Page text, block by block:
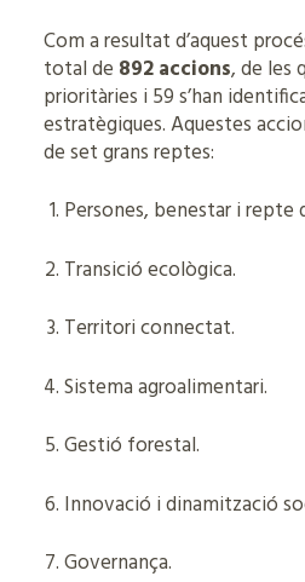
Com a resultat d’aquest
total de 892 accions, de les
prioritàries i 59 s’han
estratègiques. Aquestes
de set grans reptes:
Persones, benestar i repte
Transició ecològica.
Territori connectat.
Sistema agroalimentari.
Gestió forestal.
Innovació i dinamització
Governança.